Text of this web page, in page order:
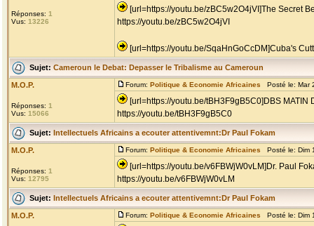
Réponses: 1
Vus: 13226
[url=https://youtu.be/zBC5w2O4jVI]The Secret
https://youtu.be/zBC5w2O4jVI
[url=https://youtu.be/SqaHnGoCcDM]Cuba's
Sujet: Cameroun le Debat: Depasser le Tribalisme au Cameroun
M.O.P.
Réponses: 1
Vus: 15066
Forum: Politique & Economie Africaines Posté le: Mar
[url=https://youtu.be/tBH3F9gB5C0]DBS
https://youtu.be/tBH3F9gB5C0
Sujet: Intellectuels Africains a ecouter attentivemnt:Dr Paul Fokam
M.O.P.
Réponses: 1
Vus: 12795
Forum: Politique & Economie Africaines Posté le: Dim
[url=https://youtu.be/v6FBWjW0vLM]Dr. Paul
https://youtu.be/v6FBWjW0vLM
Sujet: Intellectuels Africains a ecouter attentivemnt:Dr Paul Fokam
M.O.P. Forum: Politique & Economie Africaines Posté le: Dim